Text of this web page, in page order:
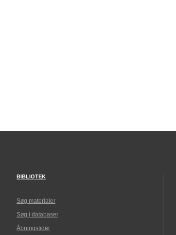
BIBLIOTEK
Søg materialer
Søg i databaser
Åbningstider